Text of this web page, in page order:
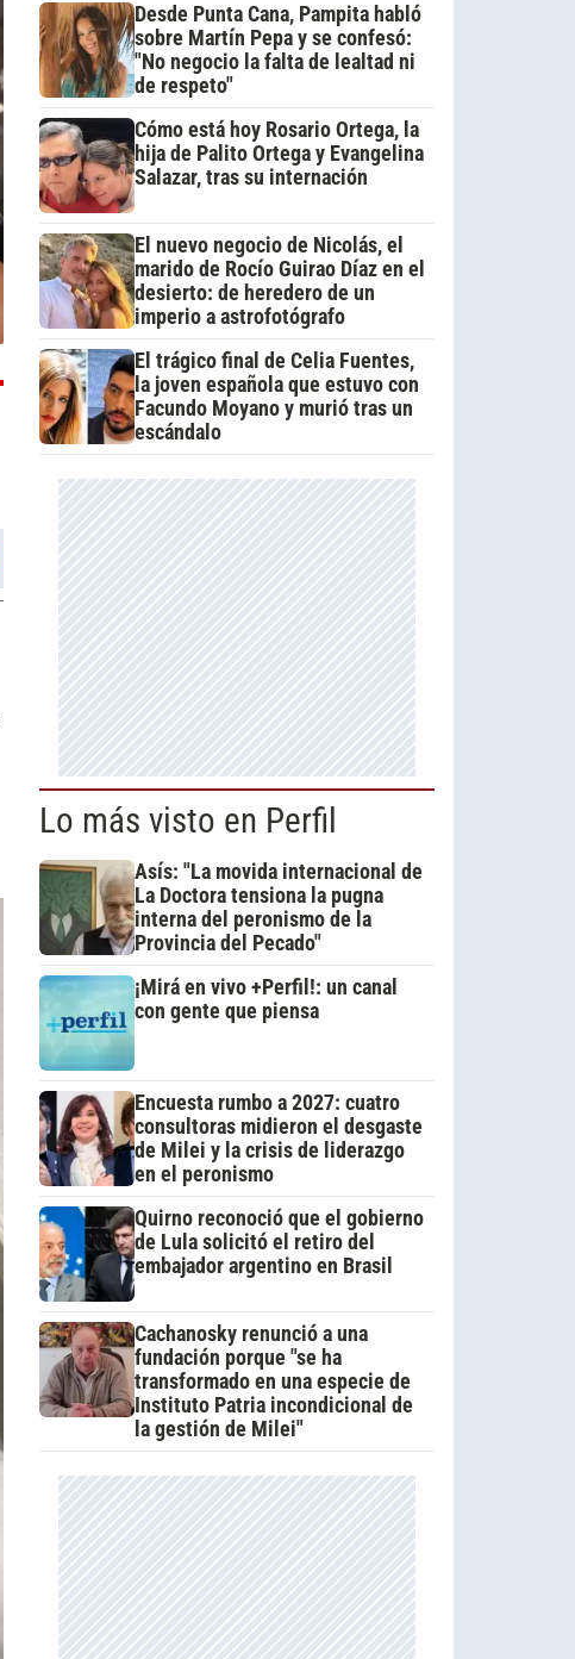
Desde Punta Cana, Pampita habló
sobre Martín Pepa y se confesó:
"No negocio la falta de lealtad ni
de respeto"
Cómo está hoy Rosario Ortega, la
hija de Palito Ortega y Evangelina
Salazar, tras su internación
El nuevo negocio de Nicolás, el
marido de Rocío Guirao Díaz en el
desierto: de heredero de un
imperio a astrofotógrafo
El trágico final de Celia Fuentes,
la joven española que estuvo con
Facundo Moyano y murió tras un
escándalo
Lo más visto en Perfil
Asís: "La movida internacional de
La Doctora tensiona la pugna
interna del peronismo de la
Provincia del Pecado"
¡Mirá en vivo +Perfil!: un canal
con gente que piensa
Encuesta rumbo a 2027: cuatro
consultoras midieron el desgaste
de Milei y la crisis de liderazgo
en el peronismo
Quirno reconoció que el gobierno
de Lula solicitó el retiro del
embajador argentino en Brasil
Cachanosky renunció a una
fundación porque "se ha
transformado en una especie de
Instituto Patria incondicional de
la gestión de Milei"